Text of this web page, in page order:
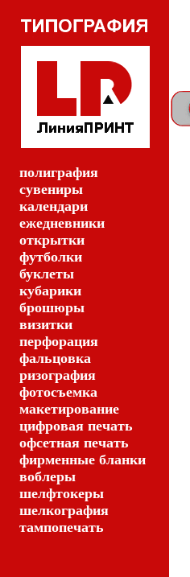
полиграфия
сувениры
календари
ежедневники
открытки
футболки
буклеты
кубарики
брошюры
визитки
перфорация
фальцовка
ризография
фотосъемка
макетирование
цифровая печать
офсетная печать
фирменные бланки
воблеры
шелфтокеры
шелкография
тампопечать